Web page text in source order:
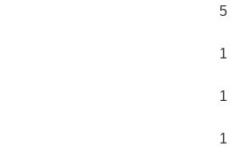
5
1
1
1